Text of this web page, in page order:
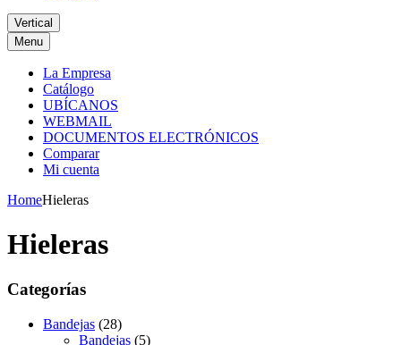
Vertical
Menu
La Empresa
Catálogo
UBÍCANOS
WEBMAIL
DOCUMENTOS ELECTRÓNICOS
Comparar
Mi cuenta
HomeHieleras
Hieleras
Categorías
Bandejas (28)
Bandejas (5)